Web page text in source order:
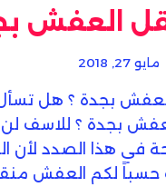
العفش
مايو 27, 2018
بجدة ؟ هل
بجدة ؟ للاسف
في هذا الصدد لأن
حسباً لكم العفش